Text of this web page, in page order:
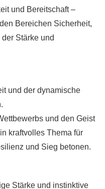
und Bereitschaft –
Bereichen Sicherheit,
Stärke und
und der dynamische
und den Geist
kraftvolles Thema für
und Sieg betonen.
Stärke und instinktive